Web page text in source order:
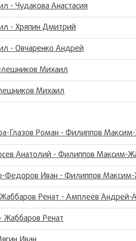
- Чудакова Анастасия
- Хряпин Дмитрий
- Овчаренко Андрей
Михаил
Михаил
Глазов Роман - Филиппов
Анатолий - Филиппов Максим-
Федоров Иван - Филиппов
Ренат - Амплеев Андрей-
Жаббаров Ренат